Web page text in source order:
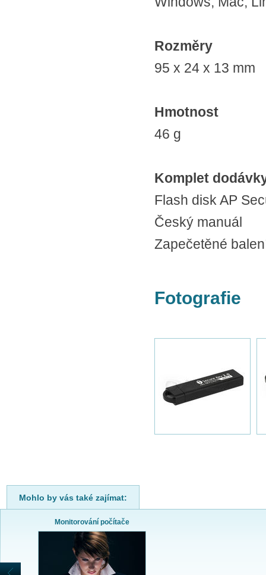
Rozměry
95 x 24 x 13 mm
Hmotnost
46 g
Komplet
Flash disk AP
Český manuál
Zapečetěné
Fotografie
Mohlo by vás také zajímat:
Monitorování počítače